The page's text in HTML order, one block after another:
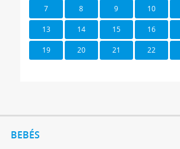
7 8 9 10
13 14 15 16
19 20 21 22
BEBÉS